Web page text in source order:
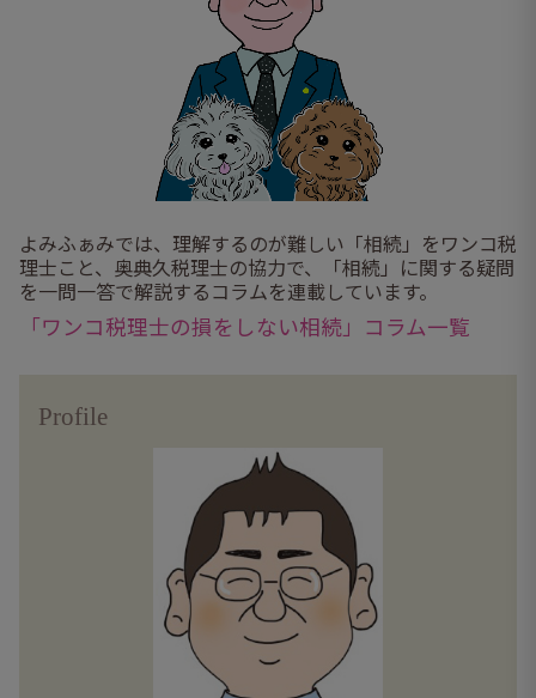
よみふぁみでは、理解するのが難しい「相続」をワンコ税
理士こと、奥典久税理士の協力で、「相続」に関する疑問
を一問一答で解説するコラムを連載しています。
「ワンコ税理士の損をしない相続」コラム一覧
Profile